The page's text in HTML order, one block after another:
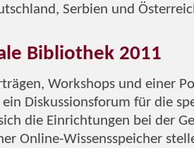
Serbien und
Bibliothek 2011
Workshops und einer
ein Diskussionsforum für die
die Einrichtungen bei der
Online-Wissensspeicher